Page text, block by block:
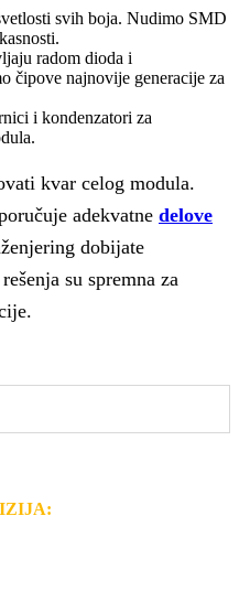
svih boja. Nudimo SMD
radom dioda i
čipove najnovije generacije za
i kondenzatori za
kvar celog modula.
adekvatne delove
dobijate
su spremna za